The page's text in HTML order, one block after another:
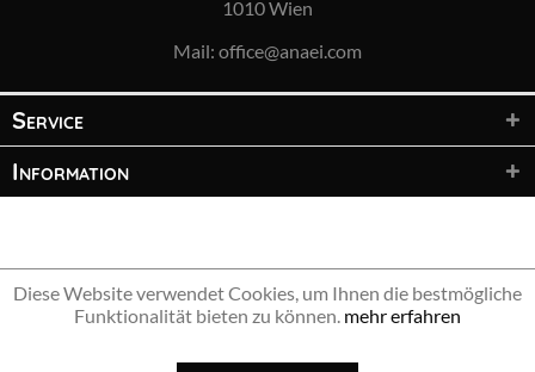
1010 Wien
Mail: office@anaei.com
Service
Information
© 2021 ANAEI OG – Alle Rechte vorbehalten
Diese Website verwendet Cookies, um Ihnen die bestmögliche
Funktionalität bieten zu können. mehr erfahren